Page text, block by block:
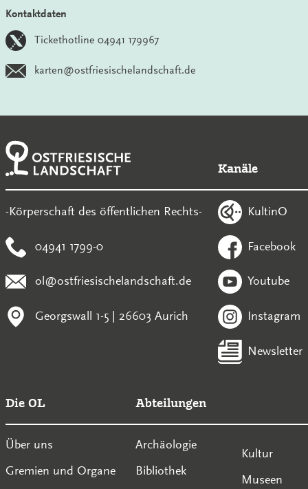
Kontaktdaten
Tickethotline 04941 179967
karten@ostfriesischelandschaft.de
-Körperschaft des öffentlichen Rechts-
04941 1799-0
ol@ostfriesischelandschaft.de
Georgswall 1-5 | 26603 Aurich
Kanäle
KultinO
Facebook
Youtube
Instagram
Newsletter
Die OL
Über uns
Gremien und Organe
Abteilungen
Archäologie
Bibliothek
Kultur
Museen